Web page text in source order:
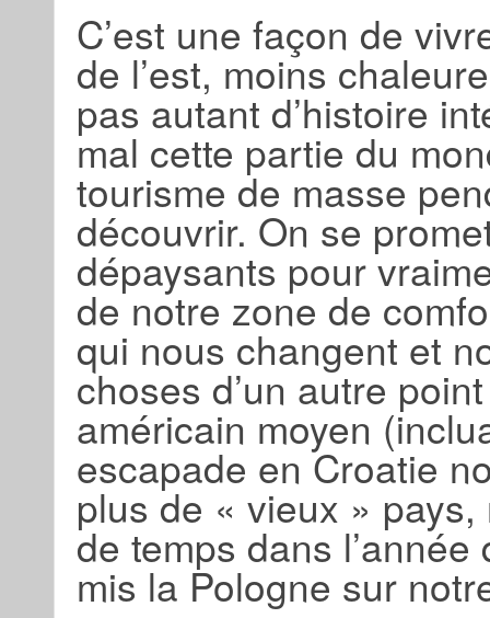
C’est une façon de
de l’est, moins
pas autant d’histoire
mal cette partie du
tourisme de masse
découvrir. On se
dépaysants pour
de notre zone de
qui nous changent et
choses d’un autre
américain moyen
escapade en Croatie
plus de « vieux »
de temps dans
mis la Pologne sur